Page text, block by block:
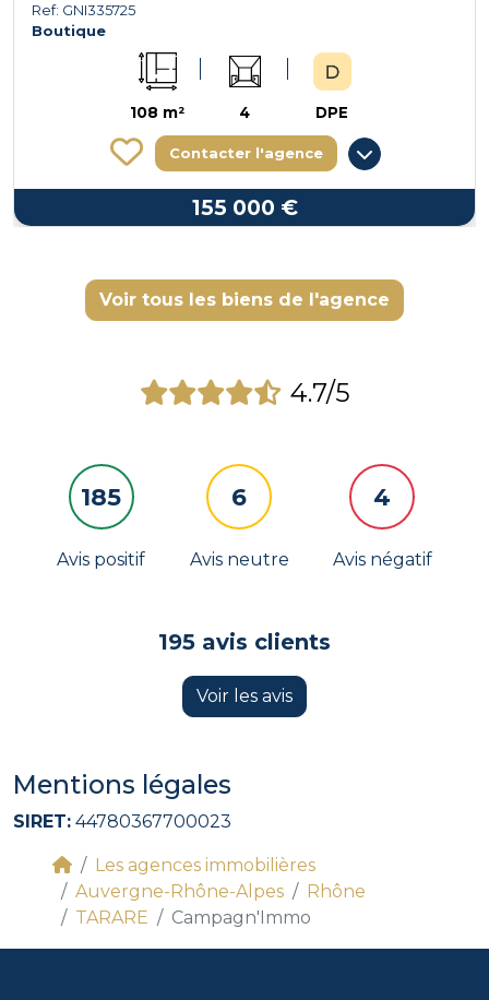
Ref: GNI335725
Boutique
108 m² 4 DPE
Contacter l'agence
155 000 €
Voir tous les biens de l'agence
4.7/5
185
Avis positif
6
Avis neutre
4
Avis négatif
195 avis clients
Voir les avis
Mentions légales
SIRET: 44780367700023
Les agences immobilières
Auvergne-Rhône-Alpes
Rhône
TARARE
Campagn'Immo